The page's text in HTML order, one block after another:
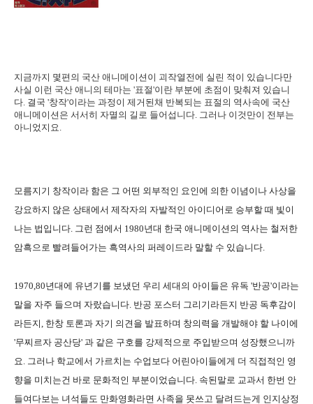
지금까지 몇편의 국산 애니메이션이 괴작열전에 실린 적이 있습니다만
사실 이런 국산 애니의 테마는 '표절'이란 부분에 초점이 맞춰져 있습니
다. 결국 '창작'이라는 과정이 제거된채 반복되는 표절의 역사속에 국산
애니메이션은 서서히 자멸의 길로 들어섭니다. 그러나 이것만이 전부는
아니었지요.
모름지기 창작이라 함은 그 어떤 외부적인 요인에 의한 이념이나 사상을
강요하지 않은 상태에서 제작자의 자발적인 아이디어로 승부할 때 빛이
나는 법입니다. 그런 점에서 1980년대 한국 애니메이션의 역사는 철저한
암흑으로 빨려들어가는 흑역사의 퍼레이드라 말할 수 있습니다.
1970,80년대에 유년기를 보냈던 우리 세대의 아이들은 유독 '반공'이라는
말을 자주 들으며 자랐습니다. 반공 포스터 그리기라든지 반공 독후감이
라든지, 한창 토론과 자기 의견을 발표하며 창의력을 개발해야 할 나이에
'무찌르자 공산당' 과 같은 구호를 강제적으로 주입받으며 성장했으니까
요.
그러나 학교에서 가르치는 수업보다 어린아이들에게 더 직접적인 영
향을 미치는건 바로 문화적인 부분이었습니다. 속된말로 교과서 한번 안
들여다보는 녀석들도 만화영화라면 사족을 못쓰고 달려드는게 인지상정